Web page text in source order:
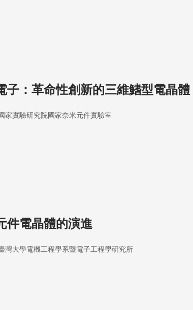
子：革命性創新的三維鰭型電晶體
家實驗研究院國家奈米元件實驗室
件電晶體的演進
灣大學電機工程學系暨電子工程學研究所